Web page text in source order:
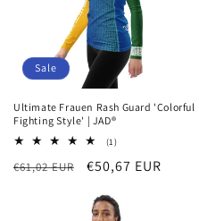
Sale
Ultimate Frauen Rash Guard 'Colorful
Fighting Style' | JAD®
(1)1
insgesamt
Normaler
€61,02 EUR Verkaufspreis
€50,67 EUR